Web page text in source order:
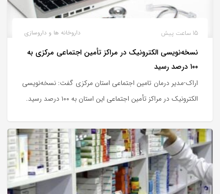
داروخانه ها و داروسازی 15 ساعت پیش
نسخه‌نویسی الکترونیک در مراکز تأمین اجتماعی مرکزی به
۱۰۰ درصد رسید
اراک-مدیر درمان تامین اجتماعی استان مرکزی گفت: نسخه‌نویسی
الکترونیک در مراکز تأمین اجتماعی این استان به ۱۰۰ درصد رسید.